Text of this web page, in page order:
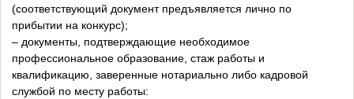
(соответствующий документ предъявляется лично по
прибытии на конкурс);
– документы, подтверждающие необходимое
профессиональное образование, стаж работы и
квалификацию, заверенные нотариально либо кадровой
службой по месту работы: